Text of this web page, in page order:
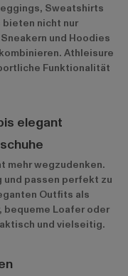
Sweatshirts
nicht nur
und Hoodies
Athleisure
Funktionalität
elegant
mehr wegzudenken.
und passen perfekt zu
Outfits als
bequeme Loafer oder
und vielseitig.